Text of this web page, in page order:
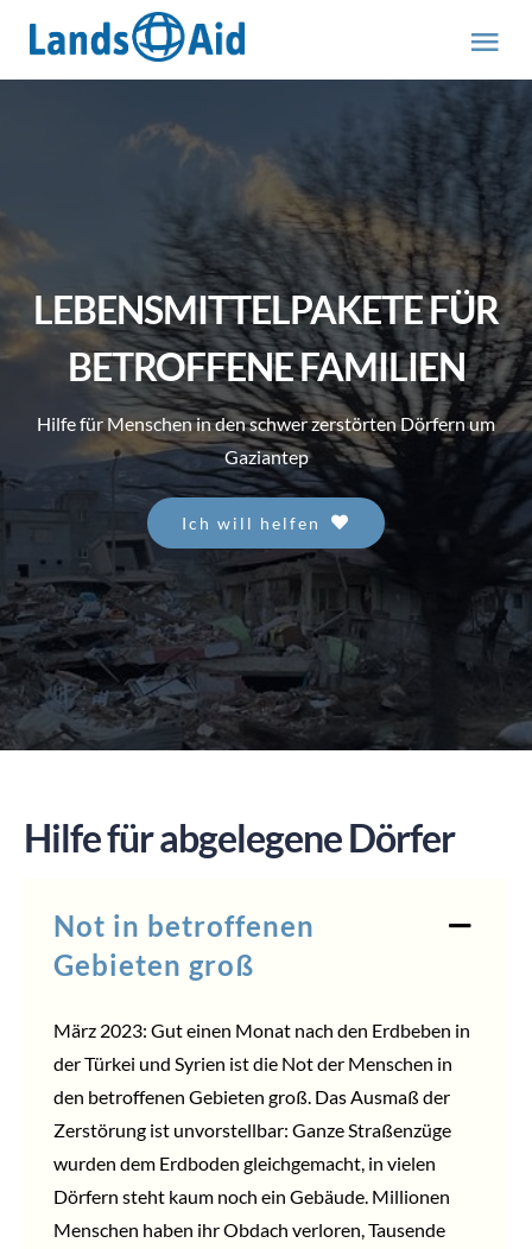
Inhalt
springen
ABOUT US (engl.)
AKTUELLES
MITMACHEN
SPENDEN
LEBENSMITTELPAKETE FÜR
BETROFFENE FAMILIEN
Hilfe für Menschen in den schwer zerstörten Dörfern um
Gaziantep
Ich will helfen
Hilfe für abgelegene Dörfer
Not in betroffenen
Gebieten groß
März 2023: Gut einen Monat nach den Erdbeben in
der Türkei und Syrien ist die Not der Menschen in
den betroffenen Gebieten groß. Das Ausmaß der
Zerstörung ist unvorstellbar: Ganze Straßenzüge
wurden dem Erdboden gleichgemacht, in vielen
Dörfern steht kaum noch ein Gebäude. Millionen
Menschen haben ihr Obdach verloren, Tausende